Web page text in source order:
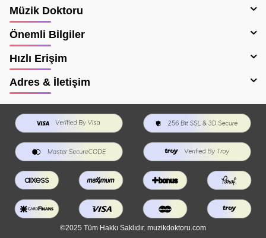
Müzik Doktoru
Önemli Bilgiler
Hızlı Erişim
Adres & İletişim
©2025 Tüm Hakkı Saklıdır. muzikdoktoru.com